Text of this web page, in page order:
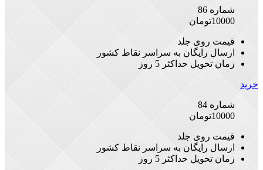
شماره 86
10000تومان
قیمت روی جلد
ارسال رایگان به سراسر نقاط کشور
زمان تحویل حداکثر 5 روز
خرید
شماره 84
10000تومان
قیمت روی جلد
ارسال رایگان به سراسر نقاط کشور
زمان تحویل حداکثر 5 روز